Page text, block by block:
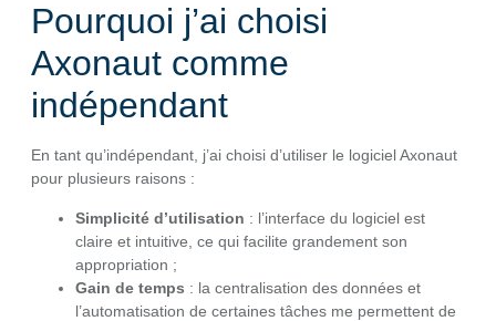
Pourquoi j’ai choisi
Axonaut comme
indépendant
En tant qu’indépendant, j’ai choisi d’utiliser le logiciel Axonaut
pour plusieurs raisons :
Simplicité d’utilisation : l’interface du logiciel est
claire et intuitive, ce qui facilite grandement son
appropriation ;
Gain de temps : la centralisation des données et
l’automatisation de certaines tâches me permettent de